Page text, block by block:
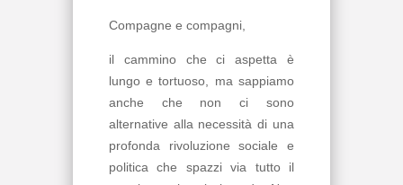
Compagne e compagni,
il cammino che ci aspetta è
lungo e tortuoso, ma sappiamo
anche che non ci sono
alternative alla necessità di una
profonda rivoluzione sociale e
politica che spazzi via tutto il